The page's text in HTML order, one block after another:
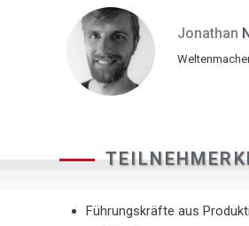
Jonathan
Führungskräfte aus